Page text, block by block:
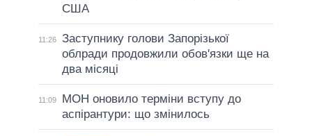
США
11:26
Заступнику голови Запорізької
облради продовжили обов'язки ще на
два місяці
11:09
МОН оновило терміни вступу до
аспірантури: що змінилось